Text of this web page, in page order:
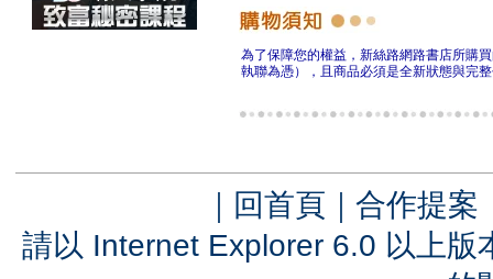
為了保障您的權益，新絲路網路書店所購
執聯為憑），且商品必須是全新狀態與完
｜ 回首頁 ｜ 合作提案
請以 Internet Explorer 6.0 以上